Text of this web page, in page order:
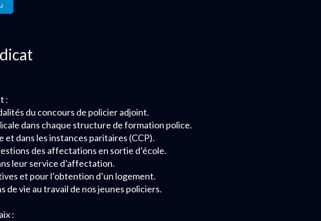
:
du concours de policier adjoint.
dans chaque structure de formation police.
dans les instances paritaires (CCP).
des affectations en sortie d’école.
leur service d’affectation.
et pour l’obtention d’un logement.
de vie au travail de nos jeunes policiers.
: